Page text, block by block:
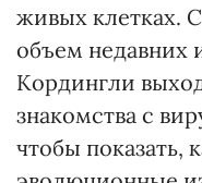
живых клетках.
объем недавних
Кордингли
знакомства с
чтобы показать,